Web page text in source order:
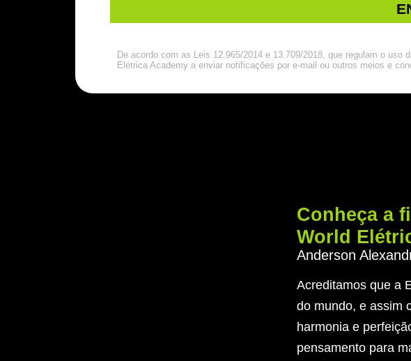
De acordo com as Leis 12.965/2014 e 13.709/2018, que regulam o
Elétrica Academy a enviar notificações por e-mail ou outros meios e
Conheça a
World
Anderson
Acreditamos que a
do mundo, e assim
harmonia e
pensamento para